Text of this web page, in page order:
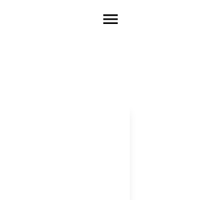
menu